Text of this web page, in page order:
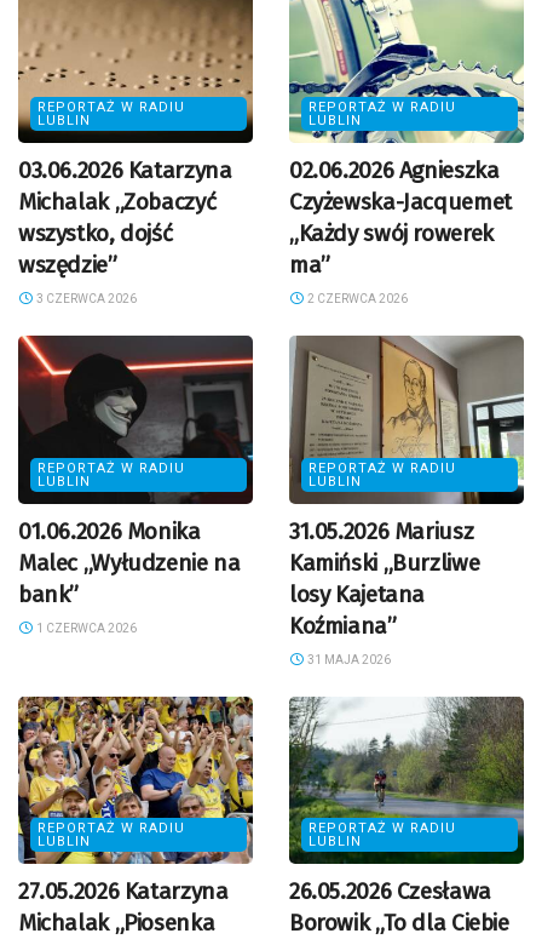
REPORTAŻ W RADIU
LUBLIN
03.06.2026 Katarzyna
Michalak „Zobaczyć
wszystko, dojść
wszędzie”
3 CZERWCA 2026
REPORTAŻ W RADIU
LUBLIN
02.06.2026 Agnieszka
Czyżewska-Jacquemet
„Każdy swój rowerek
ma”
2 CZERWCA 2026
REPORTAŻ W RADIU
LUBLIN
01.06.2026 Monika
Malec „Wyłudzenie na
bank”
1 CZERWCA 2026
REPORTAŻ W RADIU
LUBLIN
31.05.2026 Mariusz
Kamiński „Burzliwe
losy Kajetana
Koźmiana”
31 MAJA 2026
REPORTAŻ W RADIU
LUBLIN
27.05.2026 Katarzyna
Michalak „Piosenka
REPORTAŻ W RADIU
LUBLIN
26.05.2026 Czesława
Borowik „To dla Ciebie